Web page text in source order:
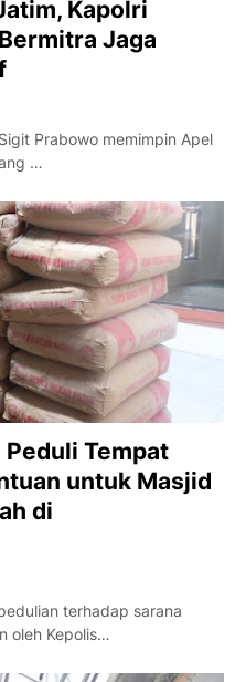
Kapolri
Jaga
Prabowo memimpin Apel
…
Tempat
untuk Masjid
di
terhadap sarana
oleh Kepolis…